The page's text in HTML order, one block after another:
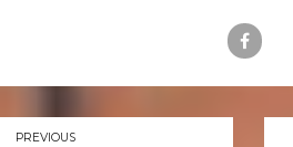
PREVIOUS